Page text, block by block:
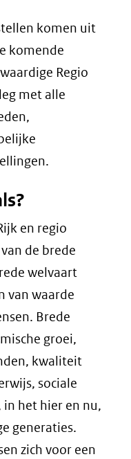
komen uit
komende
Regio
met alle
en regio
de brede
welvaart
van waarde
Brede
groei,
kwaliteit
sociale
het hier en nu,
generaties.
zich voor een